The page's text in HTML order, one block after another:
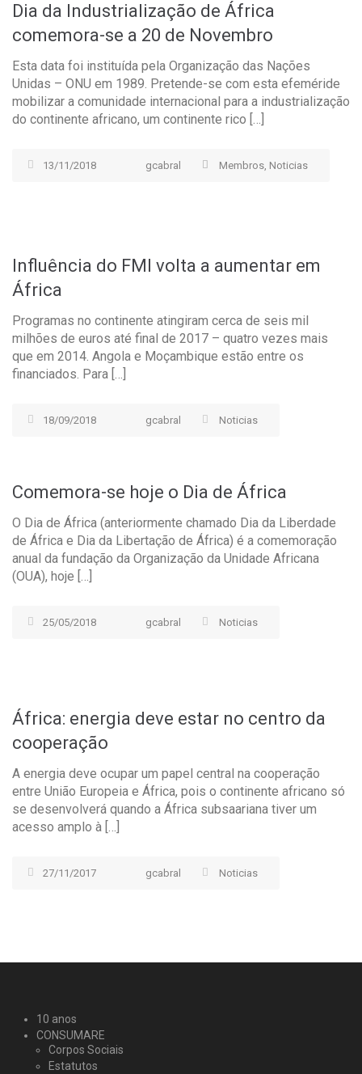
Dia da Industrialização de África
comemora-se a 20 de Novembro
Esta data foi instituída pela Organização das Nações
Unidas – ONU em 1989. Pretende-se com esta efeméride
mobilizar a comunidade internacional para a industrialização
do continente africano, um continente rico […]
13/11/2018 gcabral Membros Noticias
Influência do FMI volta a aumentar em
África
Programas no continente atingiram cerca de seis mil
milhões de euros até final de 2017 – quatro vezes mais
que em 2014. Angola e Moçambique estão entre os
financiados. Para […]
18/09/2018 gcabral Noticias
Comemora-se hoje o Dia de África
O Dia de África (anteriormente chamado Dia da Liberdade
de África e Dia da Libertação de África) é a comemoração
anual da fundação da Organização da Unidade Africana
(OUA), hoje […]
25/05/2018 gcabral Noticias
África: energia deve estar no centro da
cooperação
A energia deve ocupar um papel central na cooperação
entre União Europeia e África, pois o continente africano só
se desenvolverá quando a África subsaariana tiver um
acesso amplo à […]
27/11/2017 gcabral Noticias
10 anos
CONSUMARE
Corpos Sociais
Estatutos